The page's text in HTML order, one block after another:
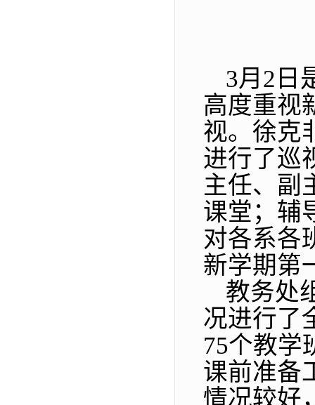
3月 2 日
高度重视
视。徐克
进行了巡
主任、副
课堂；辅
对各系各
新学期第
教务处
况进行了
75个教学
课前准备
情况较好